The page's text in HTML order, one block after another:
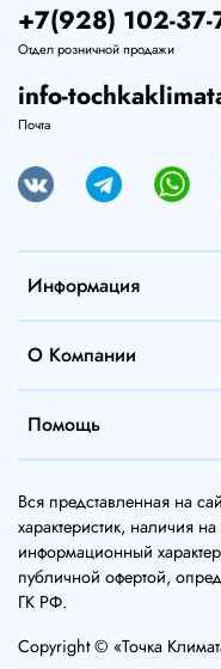
Информация
О Компании
Помощь
+7(928) 102-37-
Отдел розничной продажи
info-
Почта
Вся представленная на
характеристик, наличия
информационный
публичной офертой,
ГК РФ.
Copyright © «Точка